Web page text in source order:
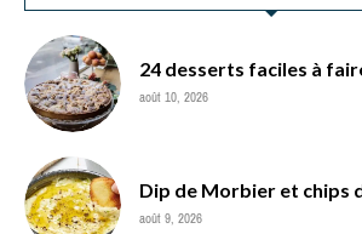
24 desserts faciles à
août 10, 2026
Dip de Morbier et chips
août 9, 2026